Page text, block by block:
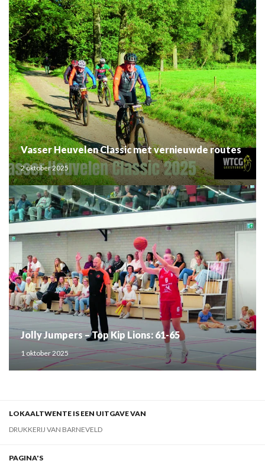
Vasser Heuvelen Classic met vernieuwde routes
2 oktober 2025
Jolly Jumpers – Top Kip Lions: 61-65
1 oktober 2025
LOKAALTWENTE IS EEN UITGAVE VAN
DRUKKERIJ VAN BARNEVELD
PAGINA'S